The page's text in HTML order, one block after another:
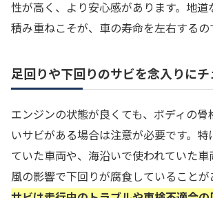
性が高く、より安心感があります。地道
積み重ねこそが、車の寿命を左右するの
足回りや下回りのサビを念入りにチ
エンジンの状態が良くても、ボディの
いサビがある場合は注意が必要です。
ていた車両や、海沿いで使われていた
風の影響で下回りが腐食していることが